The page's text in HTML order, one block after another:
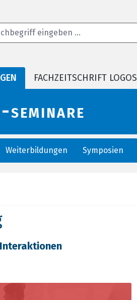
FACHZEITSCHRIFT LOGOS
Weiterbildungen Symposien